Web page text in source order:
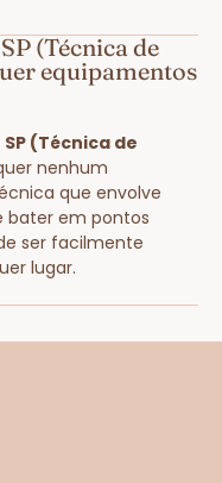
(Técnica de
equipamentos
(Técnica de
nenhum
que envolve
bater em pontos
ser facilmente
lugar.